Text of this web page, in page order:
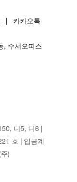
| 카카오톡
, 수서오피스
디5, 디6 |
호 | 입금계
)